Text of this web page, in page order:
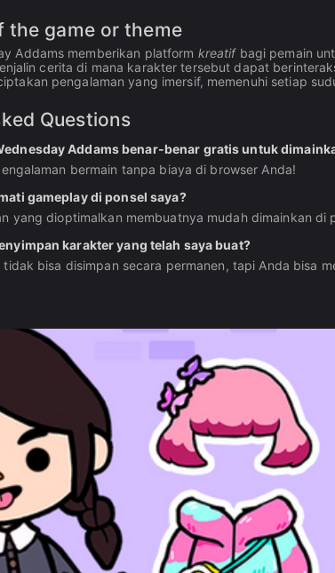
the game or theme
Addams memberikan platform kreatifbagi pemain
cerita di mana karakter tersebut dapat
pengalaman yang imersif, memenuhi setiap
Questions
Addams benar-benar gratis untuk
bermain tanpa biaya di browser Anda!
gameplay di ponsel saya?
yang dioptimalkan membuatnya mudah dimainkan di
karakter yang telah saya buat?
bisa disimpan secara permanen, tapi Anda bisa